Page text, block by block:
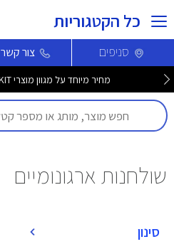
כל הקטגוריות
סניפים צור קשר
מחיר מיוחד על מגוון מוצרי PETKIT לחברי מועדון >>
שולחנות ארגונומיים
סינון